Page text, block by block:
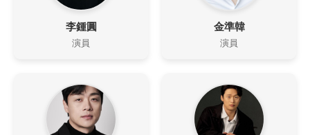
李鍾圓
演員
金準韓
演員